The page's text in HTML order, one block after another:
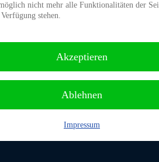
nicht mehr alle Funktionalitäten der
stehen.
Akzeptieren
Ablehnen
Impressum